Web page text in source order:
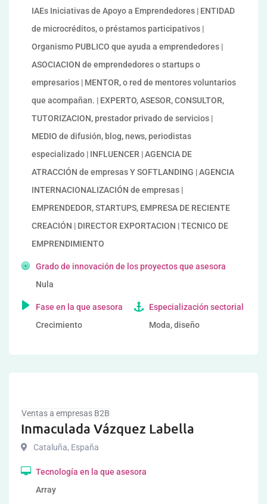
IAEs Iniciativas de Apoyo a Emprendedores | ENTIDAD
de microcréditos, o préstamos participativos |
Organismo PUBLICO que ayuda a emprendedores |
ASOCIACION de emprendedores o startups o
empresarios | MENTOR, o red de mentores voluntarios
que acompañan. | EXPERTO, ASESOR, CONSULTOR,
TUTORIZACION, prestador privado de servicios |
MEDIO de difusión, blog, news, periodistas
especializado | INFLUENCER | AGENCIA DE
ATRACCIÓN de empresas Y SOFTLANDING | AGENCIA
INTERNACIONALIZACIÓN de empresas |
EMPRENDEDOR, STARTUPS, EMPRESA DE RECIENTE
CREACIÓN | DIRECTOR EXPORTACION | TECNICO DE
EMPRENDIMIENTO
Grado de innovación de los proyectos que asesora
Nula
Fase en la que asesora
Crecimiento
Especialización sectorial
Moda, diseño
Ventas a empresas B2B
Inmaculada Vázquez Labella
Cataluña, España
Tecnología en la que asesora
Array